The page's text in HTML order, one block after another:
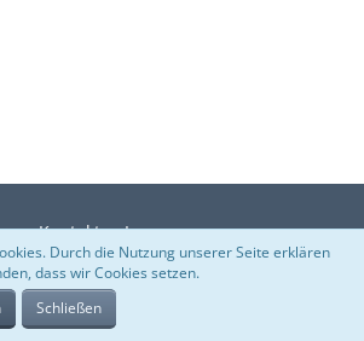
Kontakt Impressum
Durch die Nutzung unserer Seite erklären
dass wir Cookies setzen.
Schließen